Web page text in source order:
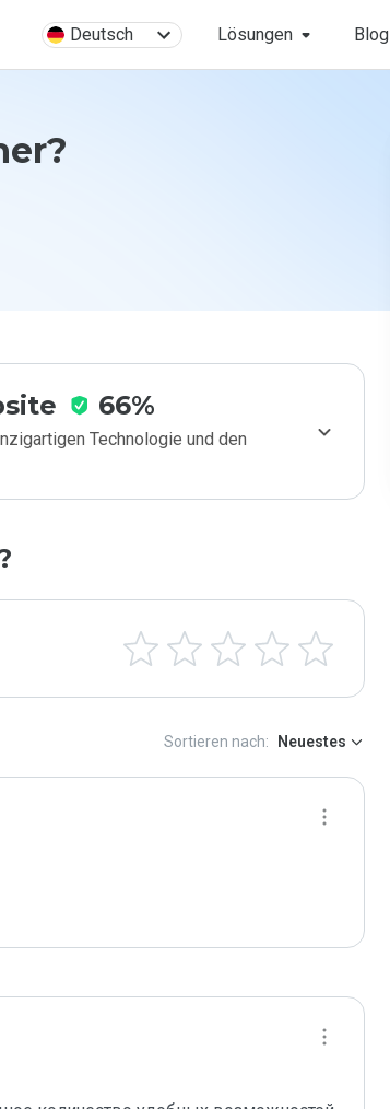
Deutsch Lösungen Blog
66%
Technologie und den
Sortieren nach: Neuestes